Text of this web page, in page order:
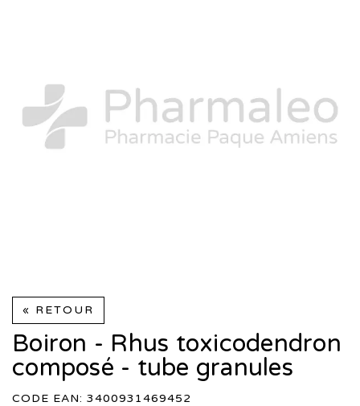
« RETOUR
Boiron - Rhus toxicodendron
composé - tube granules
CODE EAN: 3400931469452